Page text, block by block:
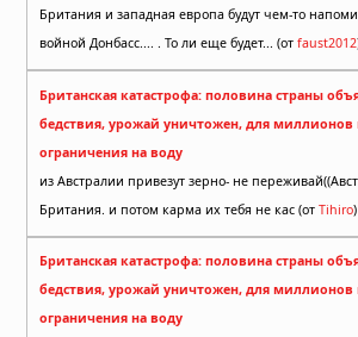
Британия и западная европа будут чем-то
войной Донбасс.... . То ли еще будет... (от faust2012
Британская катастрофа: половина страны
бедствия, урожай уничтожен, для миллионов
ограничения на воду
из Австралии привезут зерно- не
Британия. и потом карма их тебя не кас (от Tihiro)
Британская катастрофа: половина страны
бедствия, урожай уничтожен, для миллионов
ограничения на воду